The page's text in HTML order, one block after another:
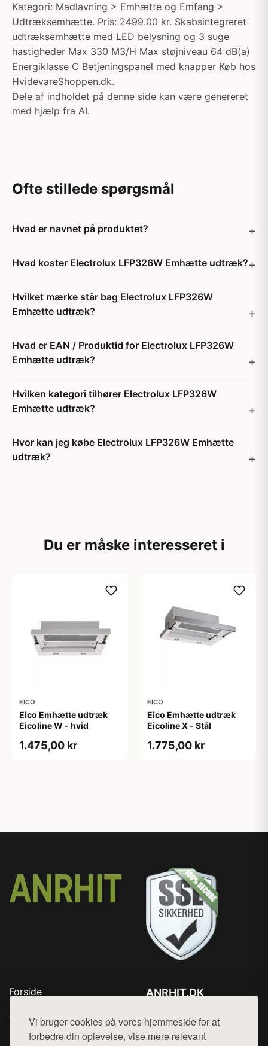
Vi bruger cookies på vores hjemmeside for at
forbedre din oplevelse, vise mere relevant
Kategori: Madlavning > Emhætte og Emfang >
Udtræksemhætte. Pris: 2499.00 kr. Skabsintegreret
udtræksemhætte med LED belysning og 3 suge
hastigheder Max 330 M3/H Max støjniveau 64 dB(a)
Energiklasse C Betjeningspanel med knapper Køb hos
HvidevareShoppen.dk.
Dele af indholdet på denne side kan være genereret
med hjælp fra AI.
Ofte stillede spørgsmål
Hvad er navnet på produktet?
Hvad koster Electrolux LFP326W Emhætte udtræk?
Hvilket mærke står bag Electrolux LFP326W
Emhætte udtræk?
Hvad er EAN / Produktid for Electrolux LFP326W
Emhætte udtræk?
Hvilken kategori tilhører Electrolux LFP326W
Emhætte udtræk?
Hvor kan jeg købe Electrolux LFP326W Emhætte
udtræk?
Du er måske interesseret i
EICO
Eico Emhætte udtræk
Eicoline W - hvid
1.475,00 kr
EICO
Eico Emhætte udtræk
Eicoline X - Stål
1.775,00 kr
Forside
Top Rabatter
Blog
ANRHIT.DK
Mail: hej@want.dk